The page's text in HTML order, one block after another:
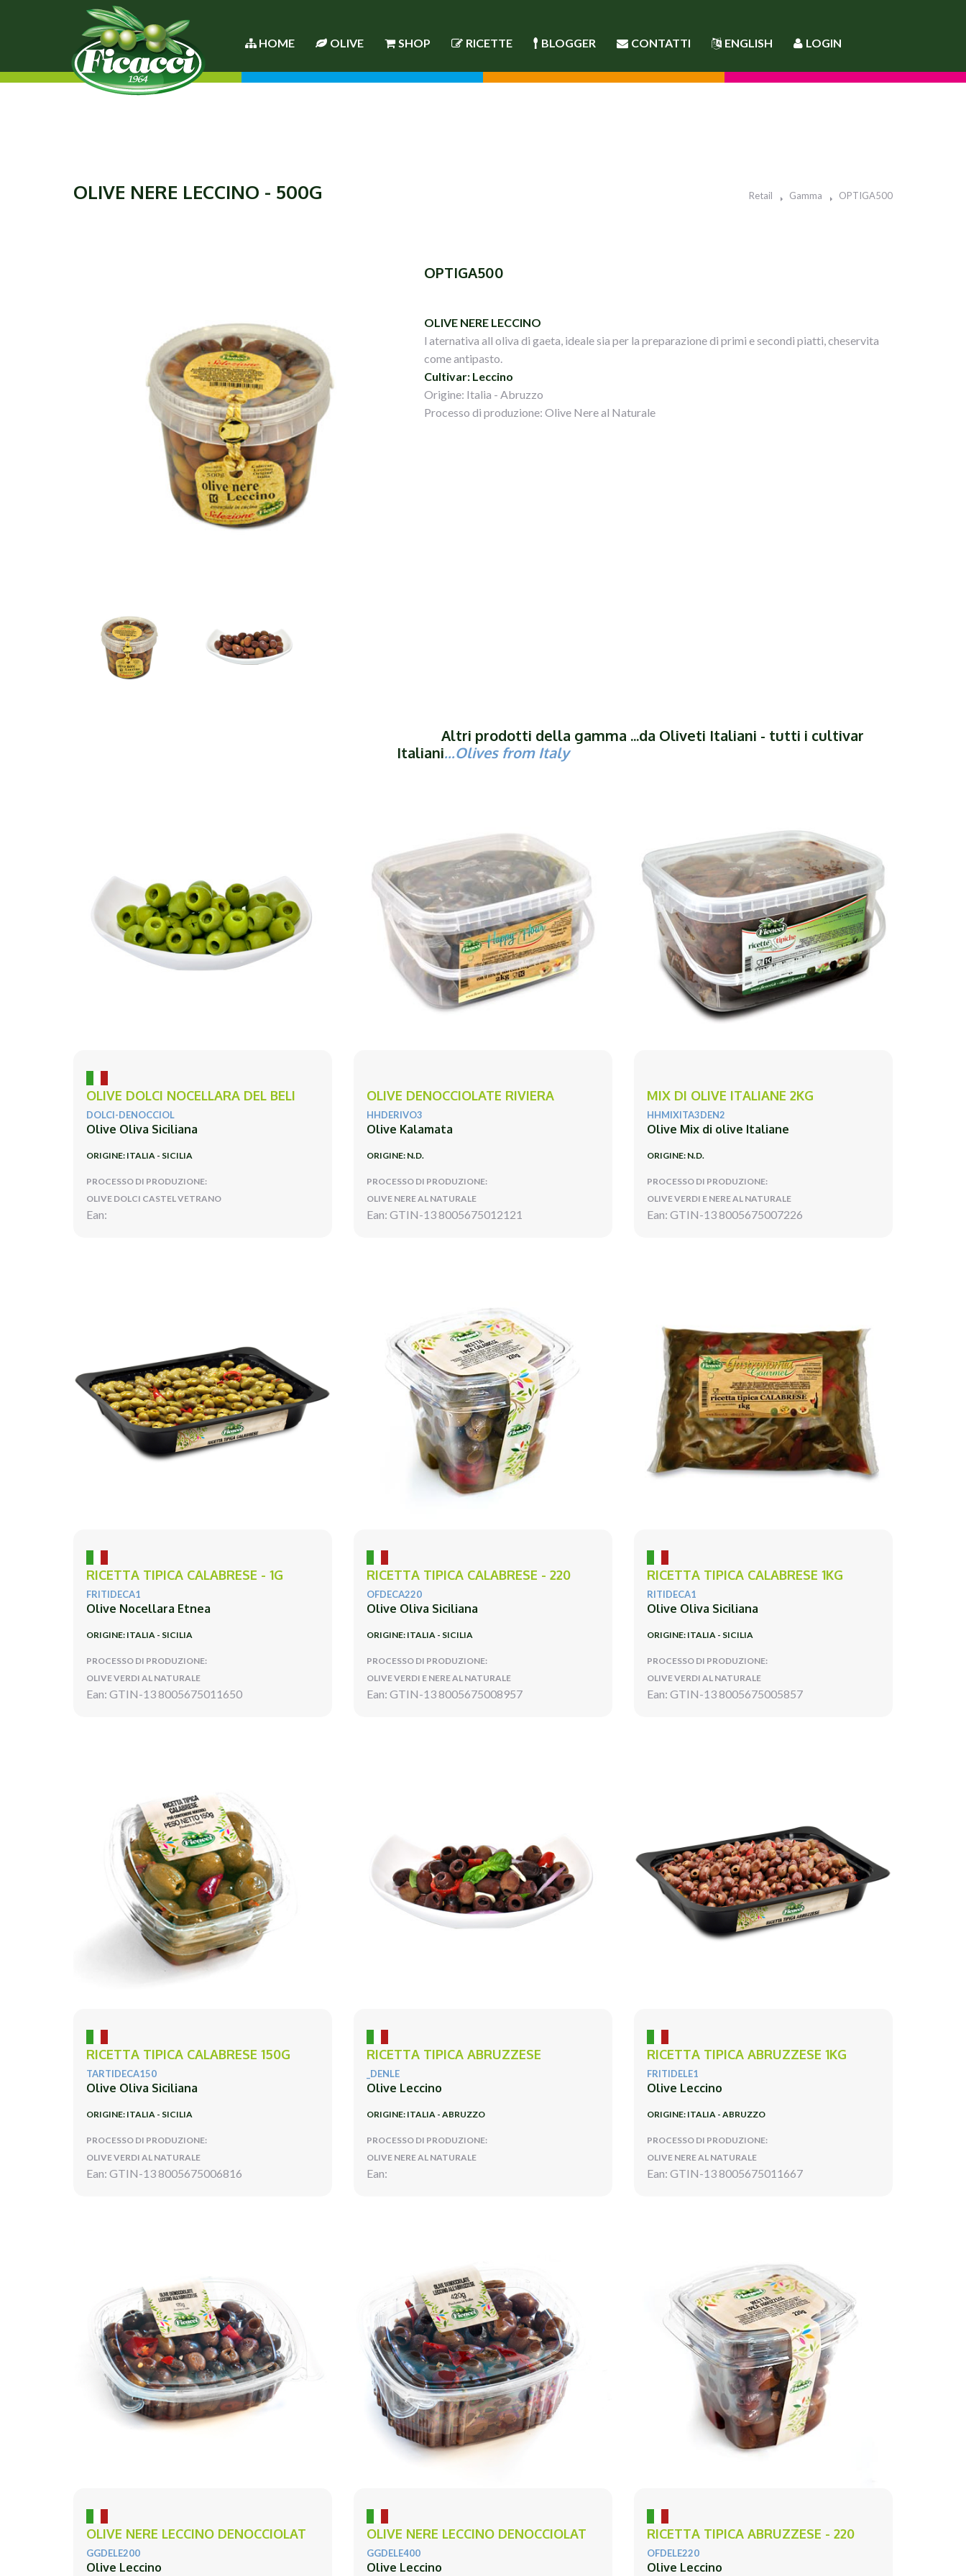
HOME OLIVE SHOP RICETTE BLOGGER CONTATTI ENGLISH LOGIN
OLIVE NERE LECCINO - 500G Retail Gamma OPTIGA500
OPTIGA500
OLIVE NERE LECCINO
l aternativa all oliva di gaeta, ideale sia per la preparazione di primi e secondi piatti, cheservita
come antipasto.
Cultivar: Leccino
Origine: Italia - Abruzzo
Processo di produzione: Olive Nere al Naturale
Altri prodotti della gamma ...da Oliveti Italiani - tutti i cultivar
Italiani...Olives from Italy
OLIVE DOLCI NOCELLARA DEL BELI
DOLCI-DENOCCIOL
Olive Oliva Siciliana
ORIGINE: ITALIA - SICILIA
PROCESSO DI PRODUZIONE:
OLIVE DOLCI CASTEL VETRANO
Ean:
OLIVE DENOCCIOLATE RIVIERA
HHDERIVO3
Olive Kalamata
ORIGINE: N.D.
PROCESSO DI PRODUZIONE:
OLIVE NERE AL NATURALE
Ean: GTIN-13 8005675012121
MIX DI OLIVE ITALIANE 2KG
HHMIXITA3DEN2
Olive Mix di olive Italiane
ORIGINE: N.D.
PROCESSO DI PRODUZIONE:
OLIVE VERDI E NERE AL NATURALE
Ean: GTIN-13 8005675007226
RICETTA TIPICA CALABRESE - 1G
FRITIDECA1
Olive Nocellara Etnea
ORIGINE: ITALIA - SICILIA
PROCESSO DI PRODUZIONE:
OLIVE VERDI AL NATURALE
Ean: GTIN-13 8005675011650
RICETTA TIPICA CALABRESE - 220
OFDECA220
Olive Oliva Siciliana
ORIGINE: ITALIA - SICILIA
PROCESSO DI PRODUZIONE:
OLIVE VERDI E NERE AL NATURALE
Ean: GTIN-13 8005675008957
RICETTA TIPICA CALABRESE 1KG
RITIDECA1
Olive Oliva Siciliana
ORIGINE: ITALIA - SICILIA
PROCESSO DI PRODUZIONE:
OLIVE VERDI AL NATURALE
Ean: GTIN-13 8005675005857
RICETTA TIPICA CALABRESE 150G
TARTIDECA150
Olive Oliva Siciliana
ORIGINE: ITALIA - SICILIA
PROCESSO DI PRODUZIONE:
OLIVE VERDI AL NATURALE
Ean: GTIN-13 8005675006816
RICETTA TIPICA ABRUZZESE
_DENLE
Olive Leccino
ORIGINE: ITALIA - ABRUZZO
PROCESSO DI PRODUZIONE:
OLIVE NERE AL NATURALE
Ean:
RICETTA TIPICA ABRUZZESE 1KG
FRITIDELE1
Olive Leccino
ORIGINE: ITALIA - ABRUZZO
PROCESSO DI PRODUZIONE:
OLIVE NERE AL NATURALE
Ean: GTIN-13 8005675011667
OLIVE NERE LECCINO DENOCCIOLAT
GGDELE200
Olive Leccino
OLIVE NERE LECCINO DENOCCIOLAT
GGDELE400
Olive Leccino
RICETTA TIPICA ABRUZZESE - 220
OFDELE220
Olive Leccino